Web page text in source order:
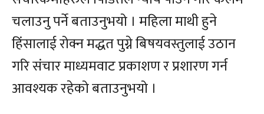
चलाउनु पर्ने बताउनुभयो । महिला माथी हुने
हिंसालाई रोक्न मद्धत पुग्ने बिषयवस्तुलाई उठान
गरि संचार माध्यमवाट प्रकाशण र प्रशारण गर्न
आवश्यक रहेको बताउनुभयो ।